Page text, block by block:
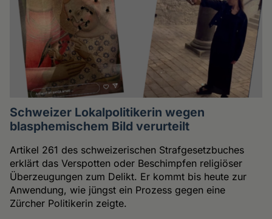
Schweizer Lokalpolitikerin wegen
blasphemischem Bild verurteilt
Artikel 261 des schweizerischen Strafgesetzbuches
erklärt das Verspotten oder Beschimpfen religiöser
Überzeugungen zum Delikt. Er kommt bis heute zur
Anwendung, wie jüngst ein Prozess gegen eine
Zürcher Politikerin zeigte.